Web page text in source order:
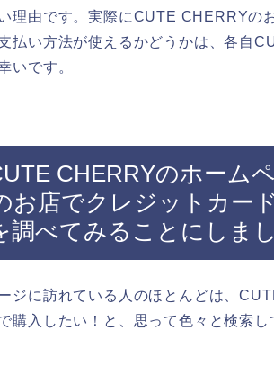
理由です。実際にCUTE CHERRYの
払い方法が使えるかどうかは、各自
いです。
CHERRYのホーム
お店でクレジットカー
調べてみることにしま
ジに訪れている人のほとんどは、
購入したい！と、思って色々と検索